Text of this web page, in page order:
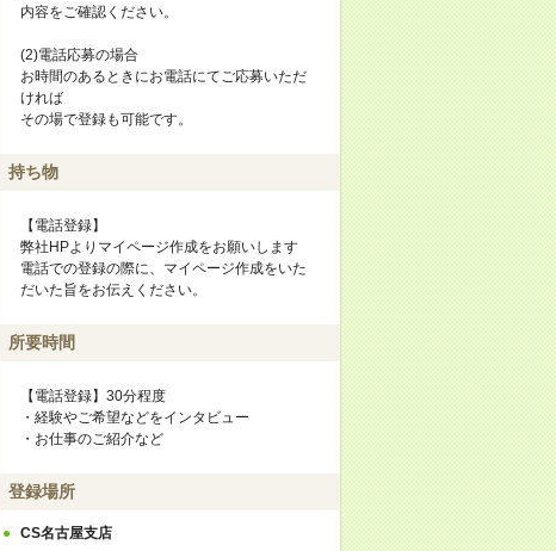
内容をご確認ください。
(2)電話応募の場合
お時間のあるときにお電話にてご応募いただ
ければ
その場で登録も可能です。
持ち物
【電話登録】
弊社HPよりマイページ作成をお願いします
電話での登録の際に、マイページ作成をいた
だいた旨をお伝えください。
所要時間
【電話登録】30分程度
・経験やご希望などをインタビュー
・お仕事のご紹介など
登録場所
CS名古屋支店